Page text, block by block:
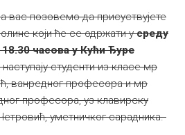
вас позовемо да присуствујете
који ће се одржати усреду
часова у Кући Ђуре
студенти из класе мр
ванредног професора и мр
професора, уз клавирску
уметничког сарадника.